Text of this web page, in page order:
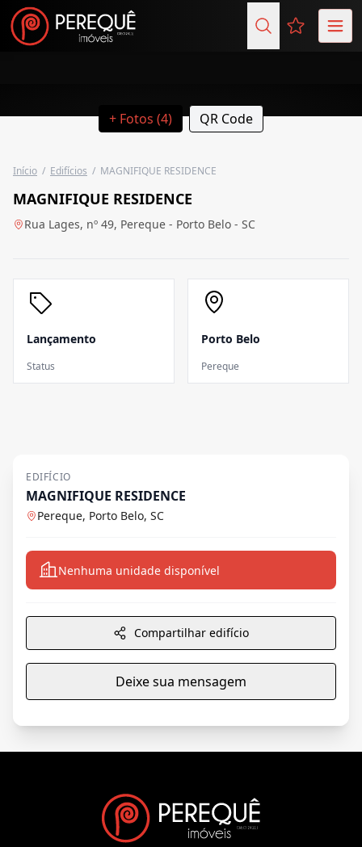
Favoritos
+ Fotos (4) QR Code
Início / Edifícios / MAGNIFIQUE RESIDENCE
MAGNIFIQUE RESIDENCE
Rua Lages, nº 49, Pereque - Porto Belo - SC
Lançamento
Status
Porto Belo
Pereque
EDIFÍCIO
MAGNIFIQUE RESIDENCE
Pereque, Porto Belo, SC
Nenhuma unidade disponível
Compartilhar edifício
Deixe sua mensagem